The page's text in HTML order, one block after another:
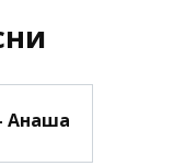
Анаша